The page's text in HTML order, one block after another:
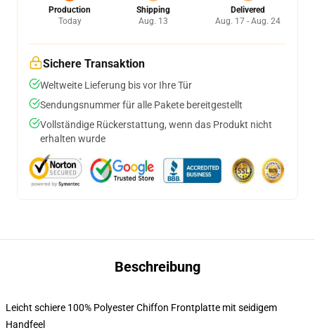
Production
Today
Shipping
Aug. 13
Delivered
Aug. 17 - Aug. 24
Sichere Transaktion
Weltweite Lieferung bis vor Ihre Tür
Sendungsnummer für alle Pakete bereitgestellt
Vollständige Rückerstattung, wenn das Produkt nicht
erhalten wurde
Beschreibung
Leicht schiere 100% Polyester Chiffon Frontplatte mit seidigem
Handfeel